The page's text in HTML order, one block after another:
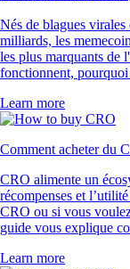
Nés de blagues
milliards, les
les plus marquants de
fonctionnent,
Learn more
Comment acheter du
CRO alimente un
récompenses et
CRO ou si vous
guide vous explique
Learn more